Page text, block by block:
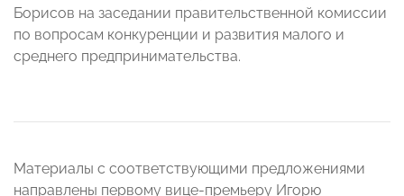
Борисов на заседании правительственной комиссии
по вопросам конкуренции и развития малого и
среднего предпринимательства.
Материалы с соответствующими предложениями
направлены первому вице-премьеру Игорю